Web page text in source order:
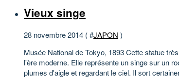
Vieux singe
28 novembre 2014 ( #JAPON )
Musée National de Tokyo, 1893 Cette statue
l'ère moderne. Elle représente un singe sur un
plumes d'aigle et regardant le ciel. Il sort